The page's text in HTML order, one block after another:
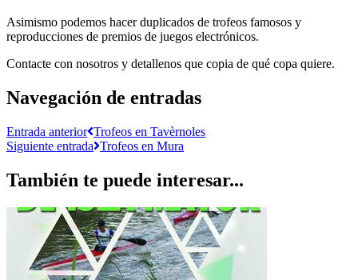
Asimismo podemos hacer duplicados de trofeos famosos y
reproducciones de premios de juegos electrónicos.
Contacte con nosotros y detallenos que copia de qué copa quiere.
Navegación de entradas
Entrada anterior Trofeos en Tavèrnoles
Siguiente entrada Trofeos en Mura
También te puede interesar...